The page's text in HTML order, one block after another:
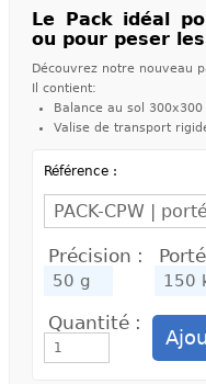
Le Pack idéal
ou pour peser
Découvrez notre nouveau
Il contient:
Balance au sol
Valise de transport
Référence :
Précision :
Quantité :